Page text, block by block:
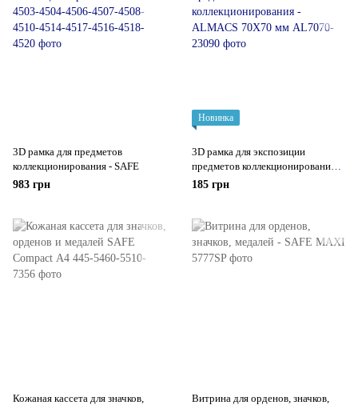
3D рамка для предметов
коллекционирования - SAFE
983 грн
Новинка
3D рамка для экспозиции
предметов коллекционирования -
ALMACS 70Х70 мм
185 грн
Кожаная кассета для значков,
Витрина для орденов, значков,